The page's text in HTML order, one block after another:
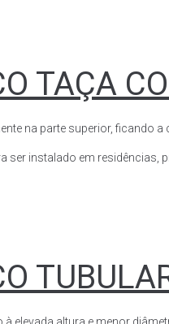
TAÇA
na parte superior, ficando a
instalado em